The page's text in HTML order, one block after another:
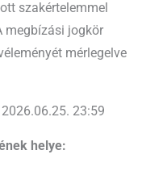
szakértelemmel
megbízási jogkör
mérlegelve
2026.06.25. 23:59
helye: